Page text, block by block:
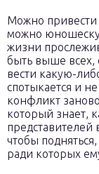
Можно
можно
жизни
быть выше всех,
вести какую-
спотыкается и
конфликт
который знает,
представителей
чтобы
ради которых